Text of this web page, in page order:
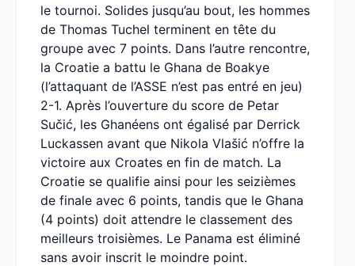
le tournoi. Solides jusqu’au bout, les hommes
de Thomas Tuchel terminent en tête du
groupe avec 7 points. Dans l’autre rencontre,
la Croatie a battu le Ghana de Boakye
(l’attaquant de l’ASSE n’est pas entré en jeu)
2-1. Après l’ouverture du score de Petar
Sučić, les Ghanéens ont égalisé par Derrick
Luckassen avant que Nikola Vlašić n’offre la
victoire aux Croates en fin de match. La
Croatie se qualifie ainsi pour les seizièmes
de finale avec 6 points, tandis que le Ghana
(4 points) doit attendre le classement des
meilleurs troisièmes. Le Panama est éliminé
sans avoir inscrit le moindre point.